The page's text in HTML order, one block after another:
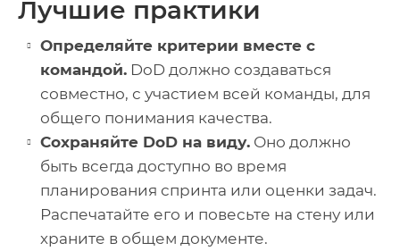
Лучшие практики
Определяйте критерии вместе с
командой. DoD должно создаваться
совместно, с участием всей команды, для
общего понимания качества.
Сохраняйте DoD на виду. Оно должно
быть всегда доступно во время
планирования спринта или оценки задач.
Распечатайте его и повесьте на стену или
храните в общем документе.